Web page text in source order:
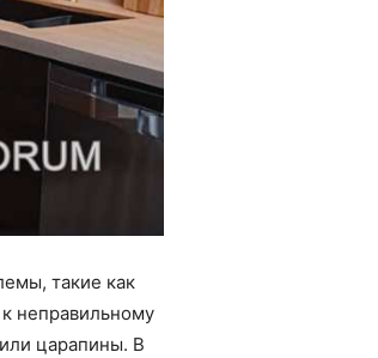
такие как
неправильному
царапины. В